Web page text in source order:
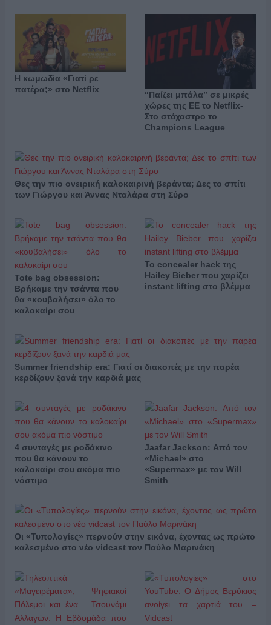
Η κωμωδία «Γιατί ρε
πατέρα;» στο Netflix
“Παίζει μπάλα” σε μικρές
χώρες της ΕΕ το Netflix-
Στο στόχαστρο το
Champions League
Θες την πιο ονειρική καλοκαιρινή βεράντα; Δες το σπίτι
των Γιώργου και Άννας Νταλάρα στη Σύρο
Tote bag obsession:
Βρήκαμε την τσάντα που
θα «κουβαλήσει» όλο το
καλοκαίρι σου
Το concealer hack της
Hailey Bieber που χαρίζει
instant lifting στο βλέμμα
Summer friendship era: Γιατί οι διακοπές με την παρέα
κερδίζουν ξανά την καρδιά μας
4 συνταγές με ροδάκινο
που θα κάνουν το
καλοκαίρι σου ακόμα πιο
νόστιμο
Jaafar Jackson: Από τον
«Michael» στο
«Supermax» με τον Will
Smith
Οι «Τυπολογίες» περνούν στην εικόνα, έχοντας ως πρώτο
καλεσμένο στο νέο vidcast τον Παύλο Μαρινάκη